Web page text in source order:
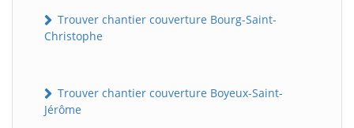
Trouver chantier couverture Bourg-Saint-
Christophe
Trouver chantier couverture Boyeux-Saint-
Jérôme